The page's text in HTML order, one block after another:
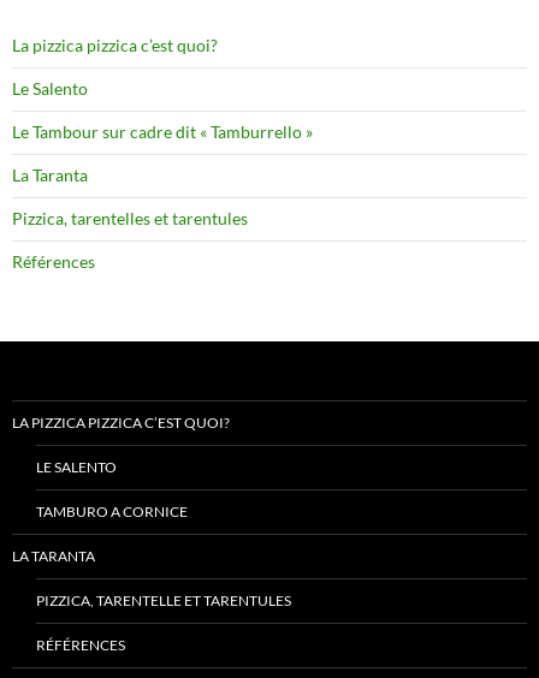
La pizzica pizzica c’est quoi?
Le Salento
Le Tambour sur cadre dit « Tamburrello »
La Taranta
Pizzica, tarentelles et tarentules
Références
LA PIZZICA PIZZICA C’EST QUOI?
LE SALENTO
TAMBURO A CORNICE
LA TARANTA
PIZZICA, TARENTELLE ET TARENTULES
RÉFÉRENCES